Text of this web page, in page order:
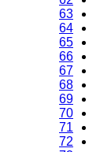
63
64
65
66
67
68
69
70
71
72